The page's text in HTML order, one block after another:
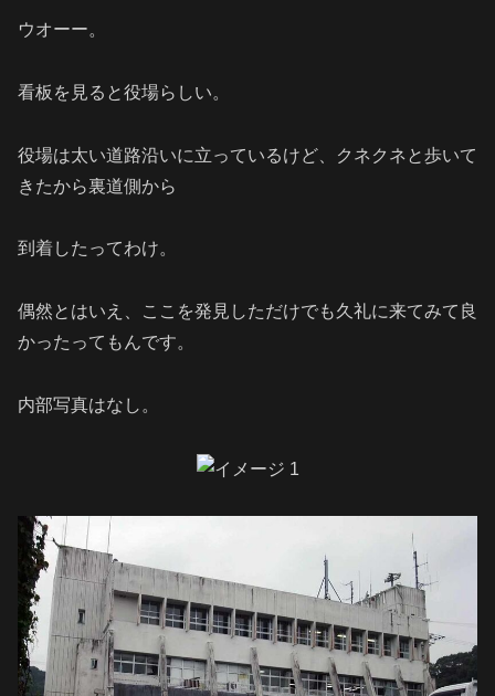
ウオーー。
看板を見ると役場らしい。
役場は太い道路沿いに立っているけど、クネクネと歩いて
きたから裏道側から
到着したってわけ。
偶然とはいえ、ここを発見しただけでも久礼に来てみて良
かったってもんです。
内部写真はなし。